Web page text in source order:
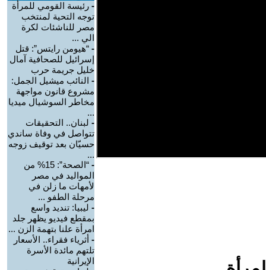
- رئيسة القومي للمرأة
توجه التحية لمنتخب
مصر للناشئات لكرة
الي ...
- “هيومن رايتس”: قتل
إسرائيل للصحافية آمال
خليل جريمة حرب
- النائب ميشيل الجمل:
مشروع قانون مواجهة
مخاطر السوشيال ميديا
...
- لبنان.. التحقيقات
تتواصل في وفاة ساندي
حسيّان بعد توقيف زوجه
...
-
“الصحة”: 15% من
المواليد في مصر
لأمهات ما زلن في
مرحلة الطفو ...
- ليبيا: تنديد واسع
بمقطع فيديو يظهر جلد
امرأة علنا بتهمة الزن ...
- أثرياء فقراء.. الأسعار
تلتهم مائدة الأسرة
الإيرانية